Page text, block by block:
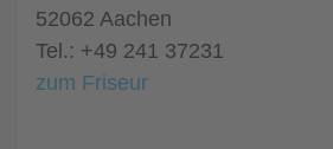
52062 Aachen
Tel.: +49 241 37231
zum Friseur